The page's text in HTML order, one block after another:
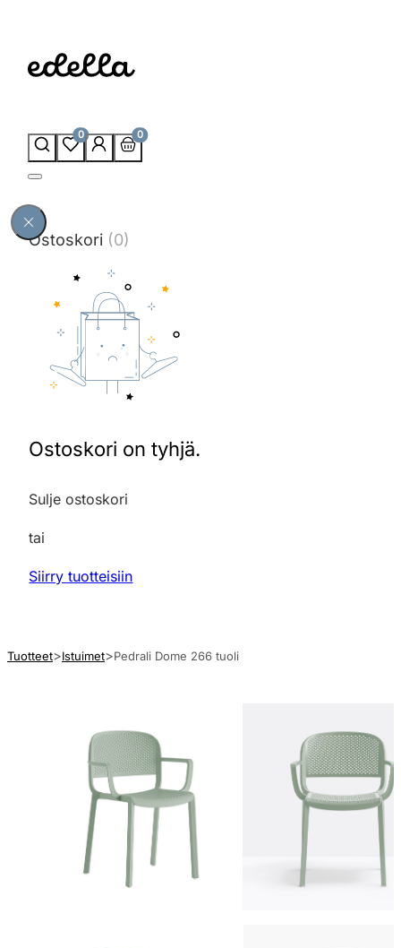
0 0
Ostoskori (0)
Ostoskori on tyhjä.
Sulje ostoskori
tai
Siirry tuotteisiin
Tuotteet Istuimet Pedrali Dome 266 tuoli